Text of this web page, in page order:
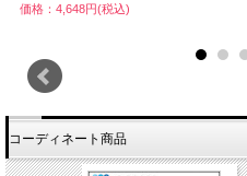
価格：4,648円(税込)
コーディネート商品